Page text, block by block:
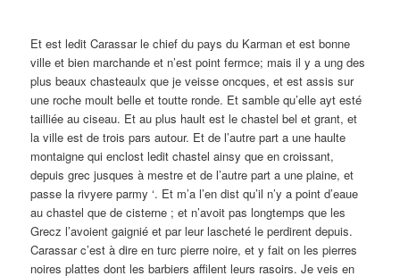
Et est ledit Carassar le chief du pays du Karman et est bonne
ville et bien marchande et n’est point fermce; mais il y a ung des
plus beaux chasteaulx que je veisse oncques, et est assis sur
une roche moult belle et toutte ronde. Et samble qu’elle ayt esté
tailliée au ciseau. Et au plus hault est le chastel bel et grant, et
la ville est de trois pars autour. Et de l’autre part a une haulte
montaigne qui enclost ledit chastel ainsy que en croissant,
depuis grec jusques à mestre et de l’autre part a une plaine, et
passe la rivyere parmy ‘. Et m’a l’en dist qu’il n’y a point d’eaue
au chastel que de cisterne ; et n’avoit pas longtemps que les
Grecz l’avoient gaignié et par leur lascheté le perdirent depuis.
Carassar c’est à dire en turc pierre noire, et y fait on les pierres
noires plattes dont les barbiers affilent leurs rasoirs. Je veis en